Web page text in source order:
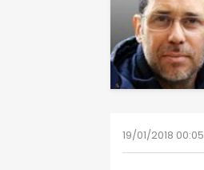
19/01/2018 00:05